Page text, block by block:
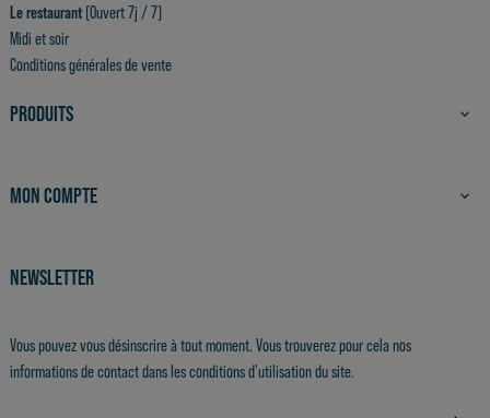
Le restaurant (Ouvert 7j / 7)
Midi et soir
Conditions générales de vente
PRODUITS 
MON COMPTE 
NEWSLETTER
Vous pouvez vous désinscrire à tout moment. Vous trouverez pour cela nos
informations de contact dans les conditions d'utilisation du site.